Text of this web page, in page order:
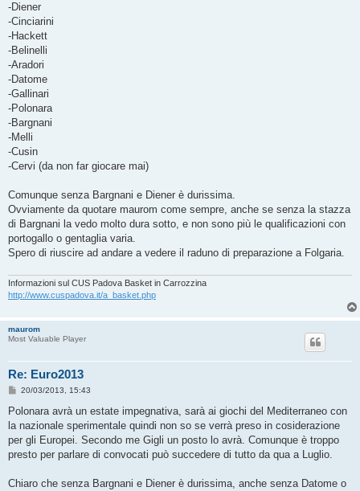
a
g
i
o
-Diener
-Cinciarini
-Hackett
-Belinelli
-Aradori
-Datome
-Gallinari
-Polonara
-Bargnani
-Melli
-Cusin
-Cervi (da non far giocare mai)
Comunque senza Bargnani e Diener è durissima.
Ovviamente da quotare maurom come sempre, anche se senza la stazza
di Bargnani la vedo molto dura sotto, e non sono più le qualificazioni con
portogallo o gentaglia varia.
Spero di riuscire ad andare a vedere il raduno di preparazione a Folgaria.
Informazioni sul CUS Padova Basket in Carrozzina
http://www.cuspadova.it/a_basket.php
maurom
Most Valuable Player
Re: Euro2013
M
s
a
g
i
20/03/2013, 15:43
Polonara avrà un estate impegnativa, sarà ai giochi del Mediterraneo con
la nazionale sperimentale quindi non so se verrà preso in cosiderazione
per gli Europei. Secondo me Gigli un posto lo avrà. Comunque è troppo
presto per parlare di convocati può succedere di tutto da qua a Luglio.
Chiaro che senza Bargnani e Diener è durissima, anche senza Datome o